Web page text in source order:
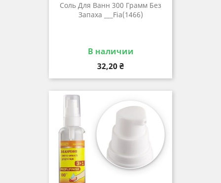
Соль Для Ванн 300 Грамм Без
Запаха ___Fia(1466)
В наличии
Цена
32,20 ₴